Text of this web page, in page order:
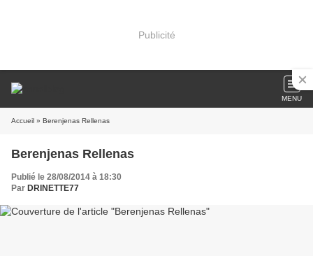
Publicité
MENU
Accueil » Berenjenas Rellenas
Berenjenas Rellenas
Publié le 28/08/2014 à 18:30
Par DRINETTE77